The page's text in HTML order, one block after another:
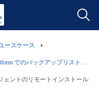
ースケース
でのバックアップリストア運用例
ェントのリモートインストール